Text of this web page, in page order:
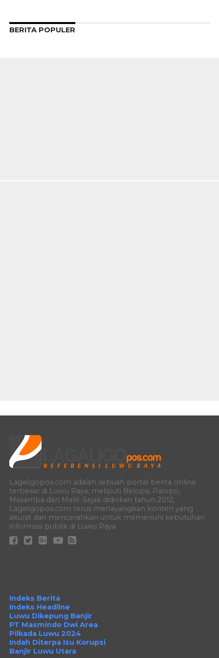
BERITA POPULER
Lagaligopos.com adalah sebuah portal berita online
terbesar di Luwu Raya, meliputi Belopa, Palopo,
Masamba dan Malili. Sejak didirikan tahun 2012,
Lagaligopos.com terus menayangkan konten yang
akurat dan mencerahkan untuk memenuhi kebutuhan
informasi publik di Luwu Raya
Indeks Berita
Indeks Headline
Luwu Dikepung Banjir
PT Masmindo Dwi Area
Pilkada Luwu 2024
Indah Diterpa Isu Korupsi
Banjir Luwu Utara